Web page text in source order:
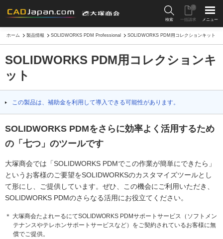
検索 一括請求
0
メニュー
ホーム 製品情報 SOLIDWORKS PDM Professional SOLIDWORKS PDM用コレクションキット
SOLIDWORKS PDM用コレクションキ
ット
この製品は、補助金を利用して導入できる可能性があります。
SOLIDWORKS PDMをさらに効率よく活用するため
の「七つ」のツールです
大塚商会では「SOLIDWORKS PDMでこの作業が簡単にできたら」
というお客様のご要望をSOLIDWORKSのカスタマイズツールとし
て形にし、ご提供しています。ぜひ、この機会にご利用いただき、
SOLIDWORKS PDMのさらなる活用にお役立てください。
＊ 大塚商会たよれーるにてSOLIDWORKS PDMサポートサービス（ソフトメン
テナンスやテレホンサポートサービスなど）をご契約されているお客様に無
償でご提供。